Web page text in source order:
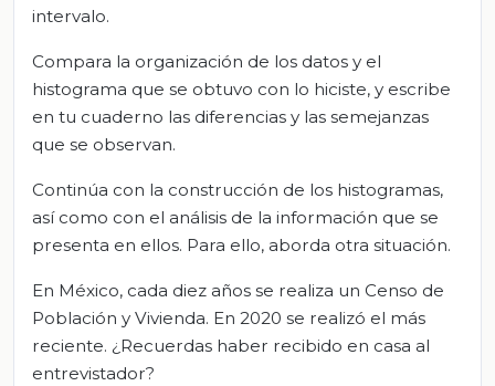
intervalo.
Compara la organización de los datos y el
histograma que se obtuvo con lo hiciste, y escribe
en tu cuaderno las diferencias y las semejanzas
que se observan.
Continúa con la construcción de los histogramas,
así como con el análisis de la información que se
presenta en ellos. Para ello, aborda otra situación.
En México, cada diez años se realiza un Censo de
Población y Vivienda. En 2020 se realizó el más
reciente. ¿Recuerdas haber recibido en casa al
entrevistador?